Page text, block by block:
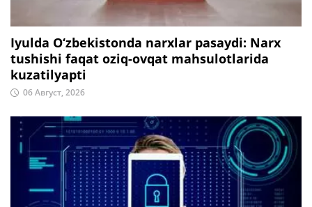
Iyulda O‘zbekistonda narxlar pasaydi: Narx
tushishi faqat oziq-ovqat mahsulotlarida
kuzatilyapti
06 Август, 2026